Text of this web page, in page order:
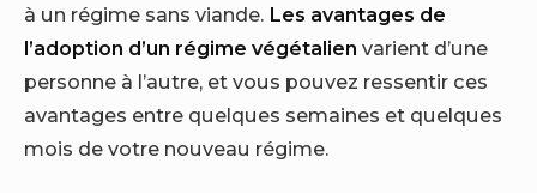
à un régime sans viande. Les avantages de
l’adoption d’un régime végétalien varient d’une
personne à l’autre, et vous pouvez ressentir ces
avantages entre quelques semaines et quelques
mois de votre nouveau régime.